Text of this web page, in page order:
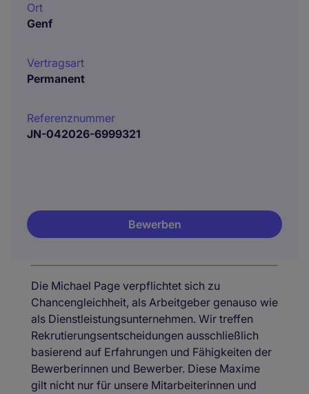
Ort
Genf
Vertragsart
Permanent
Referenznummer
JN-042026-6999321
Bewerben
Die Michael Page verpflichtet sich zu
Chancengleichheit, als Arbeitgeber genauso wie
als Dienstleistungsunternehmen. Wir treffen
Rekrutierungsentscheidungen ausschließlich
basierend auf Erfahrungen und Fähigkeiten der
Bewerberinnen und Bewerber. Diese Maxime
gilt nicht nur für unsere Mitarbeiterinnen und